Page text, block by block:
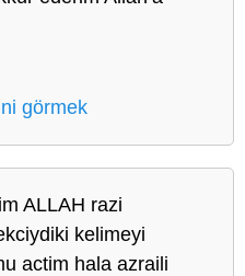
görmek
ALLAH razi
kelimeyi
actim hala azraili